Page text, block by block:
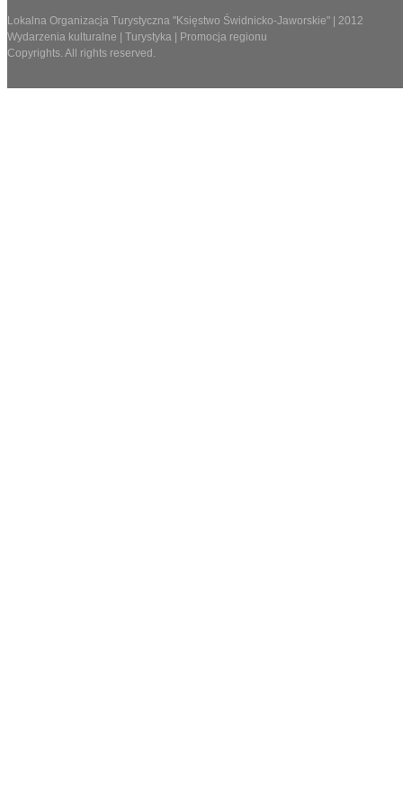
Lokalna Organizacja Turystyczna "Księstwo Świdnicko-Jaworskie" | 2012
Wydarzenia kulturalne | Turystyka | Promocja regionu
Copyrights. All rights reserved.